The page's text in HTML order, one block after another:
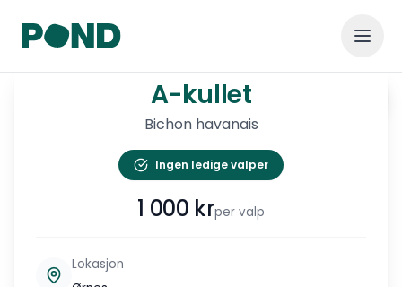
A-kullet A-kullet
Bichon havanais
Ingen ledige valper
1 000 krper valp
Lokasjon